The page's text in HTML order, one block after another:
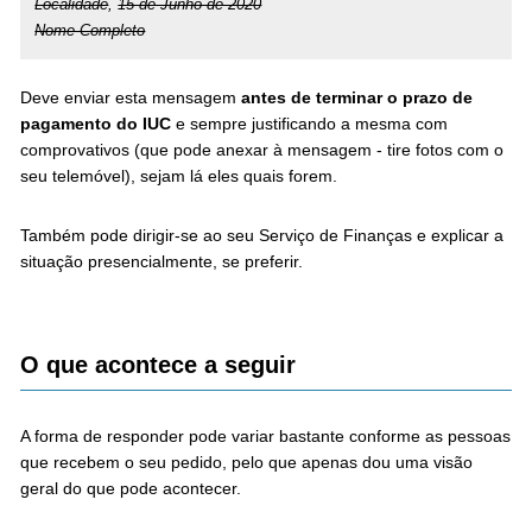
Localidade,15 de Junho de 2020
Nome Completo
Deve enviar esta mensagem antes de terminar o prazo de
pagamento do IUCe sempre justificando a mesma com
comprovativos (que pode anexar à mensagem - tire fotos com o
seu telemóvel), sejam lá eles quais forem.
Também pode dirigir-se ao seu Serviço de Finanças e explicar a
situação presencialmente, se preferir.
O que acontece a seguir
A forma de responder pode variar bastante conforme as pessoas
que recebem o seu pedido, pelo que apenas dou uma visão
geral do que pode acontecer.